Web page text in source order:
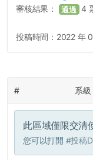
審核結果： 通過 4
投稿時間： 2022 年
# 系級
此區域僅限交清
您可以打開 #投稿